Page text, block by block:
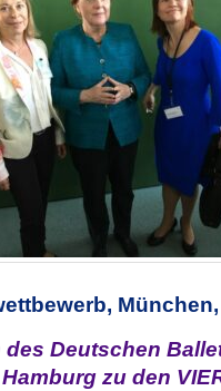
Deutschen
zu den